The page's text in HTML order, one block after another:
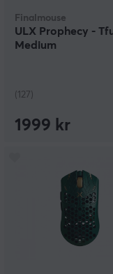
Finalmouse
ULX Prophecy -
Medium
(127)
1999 kr